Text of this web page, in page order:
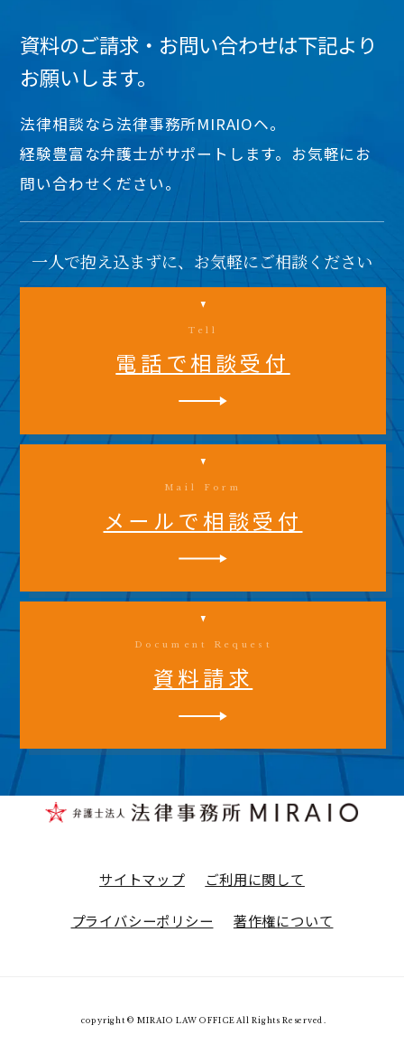
資料のご請求・お問い合わせは下記より
お願いします。
法律相談なら法律事務所MIRAIOヘ。
経験豊富な弁護士がサポートします。お気軽にお
問い合わせください。
一人で抱え込まずに、お気軽にご相談ください
Tell
電話で相談受付
Mail Form
メールで相談受付
Document Request
資料請求
サイトマップ ご利用に関して
プライバシーポリシー 著作権について
copyright © MIRAIO LAW OFFICE All Rights Reserved.